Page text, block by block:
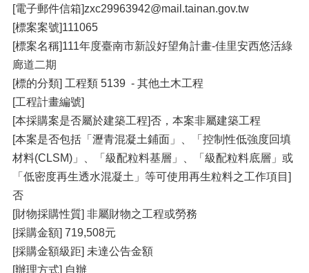
[電子郵件信箱]zxc29963942@mail.tainan.gov.tw
[標案案號]111065
[標案名稱]111年度臺南市新設好望角計畫-佳里安西悠活綠
廊道二期
[標的分類] 工程類 5139 - 其他土木工程
[工程計畫編號]
[本採購案是否屬於建築工程]否，本案非屬建築工程
[本案是否包括「瀝青混凝土鋪面」、「控制性低強度回填
材料(CLSM)」、「級配粒料基層」、「級配粒料底層」或
「低密度再生透水混凝土」等可使用再生粒料之工作項目]
否
[財物採購性質] 非屬財物之工程或勞務
[採購金額] 719,508元
[採購金額級距] 未達公告金額
[辦理方式] 自辦